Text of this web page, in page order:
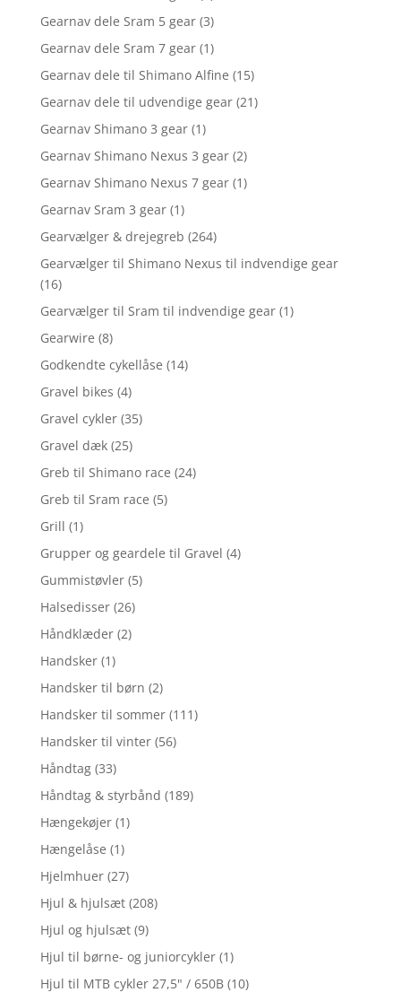
Gearnav dele Sram 5 gear (3)
Gearnav dele Sram 7 gear (1)
Gearnav dele til Shimano Alfine (15)
Gearnav dele til udvendige gear (21)
Gearnav Shimano 3 gear (1)
Gearnav Shimano Nexus 3 gear (2)
Gearnav Shimano Nexus 7 gear (1)
Gearnav Sram 3 gear (1)
Gearvælger & drejegreb (264)
Gearvælger til Shimano Nexus til indvendige gear
(16)
Gearvælger til Sram til indvendige gear (1)
Gearwire (8)
Godkendte cykellåse (14)
Gravel bikes (4)
Gravel cykler (35)
Gravel dæk (25)
Greb til Shimano race (24)
Greb til Sram race (5)
Grill (1)
Grupper og geardele til Gravel (4)
Gummistøvler (5)
Halsedisser (26)
Håndklæder (2)
Handsker (1)
Handsker til børn (2)
Handsker til sommer (111)
Handsker til vinter (56)
Håndtag (33)
Håndtag & styrbånd (189)
Hængekøjer (1)
Hængelåse (1)
Hjelmhuer (27)
Hjul & hjulsæt (208)
Hjul og hjulsæt (9)
Hjul til børne- og juniorcykler (1)
Hjul til MTB cykler 27,5" / 650B (10)